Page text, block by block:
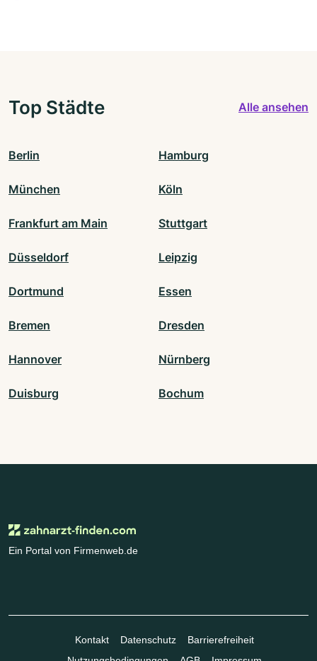
Top Städte Alle ansehen
Berlin Hamburg
München Köln
Frankfurt am Main Stuttgart
Düsseldorf Leipzig
Dortmund Essen
Bremen Dresden
Hannover Nürnberg
Duisburg Bochum
Ein Portal von Firmenweb.de
Kontakt Datenschutz
Barrierefreiheit